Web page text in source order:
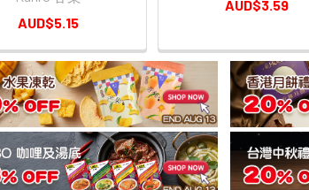
AUD$3.59
AUD$5.15